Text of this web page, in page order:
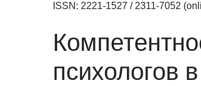
ISSN: 2221-1527 / 2311-7052
психологов